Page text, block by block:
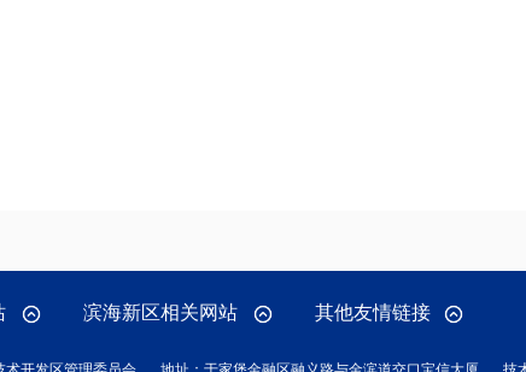
滨海新区相关网站 其他友情链接